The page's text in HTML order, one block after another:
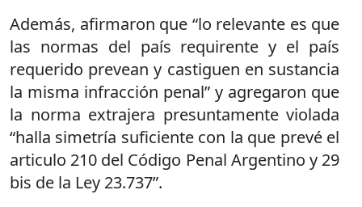
Además, afirmaron que “lo relevante es que
las normas del país requirente y el país
requerido prevean y castiguen en sustancia
la misma infracción penal” y agregaron que
la norma extrajera presuntamente violada
“halla simetría suficiente con la que prevé el
articulo 210 del Código Penal Argentino y 29
bis de la Ley 23.737”.